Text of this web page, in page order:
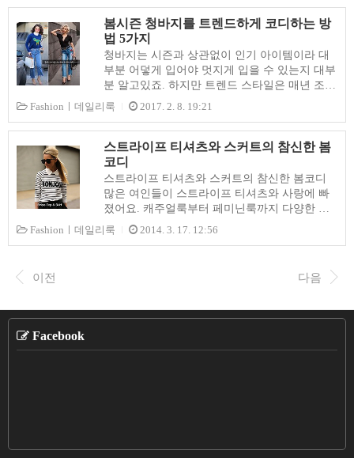
게다가 세련미까지갖춰 옷차림의 메인으로 코디
하기 좋은 베이직아이템이죠. 매니시한 느..
를 비롯해 니트 전문 브랜드 미소니(MISSONI)
그리고 베르사체(VERSACE)까지 빼놓지 않고 2
017 봄여름 신상품에 롱베스트를 올렸습니다.롱
베스트가 꾸준한 인기를 얻고 있는 이유는 무엇
일까요? 베스트 아이템을 좋아하는 여성들에게
물어보면 대부분 멋과 편리함 동시에 커버할 수
는 현대 여성들에게 롱길이는 거추장스럽고 불
봄시즌 청바지를 트렌드하게 코디하는 방
법 5가지
청바지는 시즌과 상관없이 인기 아이템이라 대
부분 어덯게 입어야 멋지게 입을 수 있는지 대부
분 알고있죠. 하지만 트렌드 스타일은 매년 조금
씩 바뀌는 만큼 꼼꼼히 챙겨 입지 않으면 늘 항
상 똑같은 옷만 입는다고 주변인들이 생각할 것
입니다. 즉 청바지도 어떤 아이템과 함께 어떻게
코디하느냐에 따라 전체적인 분위기가 확 달라
지는 만큼 트렌드한 코디 방법을 몇가지만 챙겨
놓으면 스타일리시하게 새 시즌을 맞을 수 있을
것입니다. 그럼 지금부터 2017시즌 청바지를 어
떻게 입어야 하는지 살펴보도록하죠. Tren Style
청바지는 루즈핏 스타일에 하이웨스트 청바지가
Fashionㅣ데일리룩 2017. 2. 8. 19:21
스트라이프 티셔츠와 스커트의 참신한 봄
코디
스트라이프 티셔츠와 스커트의 참신한 봄코디
많은 여인들이 스트라이프 티셔츠와 사랑에 빠
졌어요. 캐주얼룩부터 페미닌룩까지 다양한 스
타일링을 즐길 수 있은 스트라이프 티셔츠는 모
든 여성들의 잇 아이템입니다. 스트라이프 티셔
하여 신선하고 새롭게 봄코디를 즐겨보는 건 어
른 스트라이프 탑 고르는 요령 스트라이프 패턴
Fashionㅣ데일리룩 2014. 3. 17. 12:56
이전 다음
Facebook